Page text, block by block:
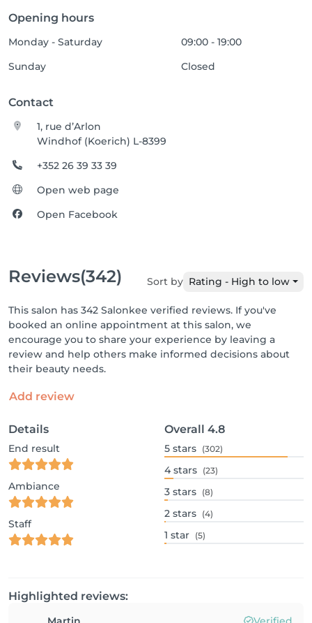
Opening hours
Monday - Saturday
09:00 - 19:00
Sunday
Closed
Contact
1, rue d’Arlon
Windhof (Koerich) L-8399
+352 26 39 33 39
Open web page
Open Facebook
Reviews(342) Sort by Rating - High to low
This salon has 342 Salonkee verified reviews. If you've
booked an online appointment at this salon, we
encourage you to share your experience by leaving a
review and help others make informed decisions about
their beauty needs.
Add review
Details
End result
Ambiance
Staff
Overall 4.8
5 stars (302)
4 stars (23)
3 stars (8)
2 stars (4)
1 star (5)
Highlighted reviews: